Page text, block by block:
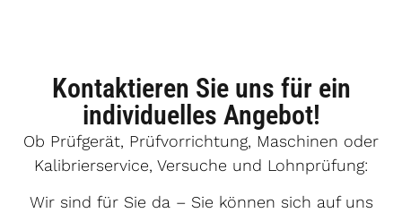
Kontaktieren Sie uns für ein
individuelles Angebot!
Ob Prüfgerät, Prüfvorrichtung, Maschinen oder
Kalibrierservice, Versuche und Lohnprüfung:
Wir sind für Sie da – Sie können sich auf uns